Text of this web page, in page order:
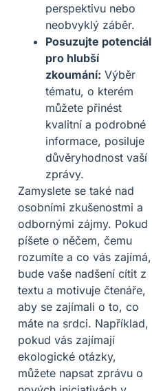
perspektivu nebo
neobvyklý záběr.
Posuzujte potenciál
pro hlubší
zkoumání: Výběr
tématu, o kterém
můžete přinést
kvalitní a podrobné
informace, posiluje
důvěryhodnost vaší
zprávy.
Zamyslete se také nad
osobními zkušenostmi a
odbornými zájmy. Pokud
píšete o něčem, čemu
rozumíte a co vás zajímá,
bude vaše nadšení cítit z
textu a motivuje čtenáře,
aby se zajímali o to, co
máte na srdci. Například,
pokud vás zajímají
ekologické otázky,
můžete napsat zprávu o